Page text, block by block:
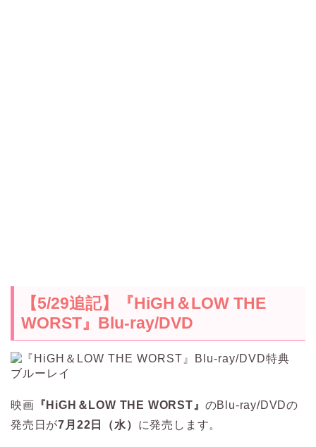
【5/29追記】『HiGH＆LOW THE
WORST』Blu-ray/DVD
映画 『HiGH＆LOW THE WORST』 のBlu-ray/DVDの
発売日が7月22日（水） に発売します。